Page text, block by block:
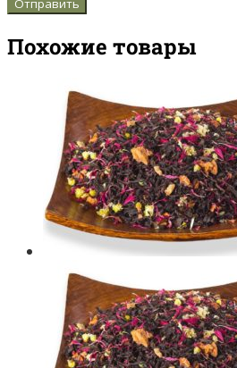
Похожие товары